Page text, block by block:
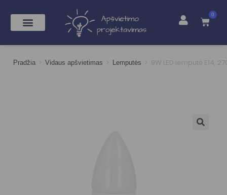
0
Pradžia > Vidaus apšvietimas > Lemputės > 9W LED lemputė E14,